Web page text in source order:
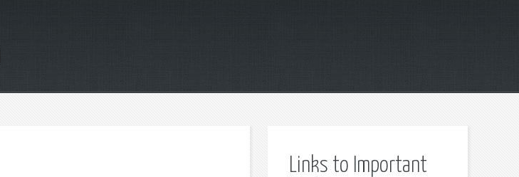
Links to Important